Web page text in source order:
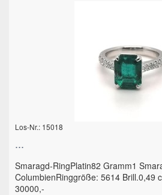
Los-Nr.: 15018
...
Smaragd-RingPlatin82 Gramm1
ColumbienRinggröße: 5614 Brill.0,49
30000,-